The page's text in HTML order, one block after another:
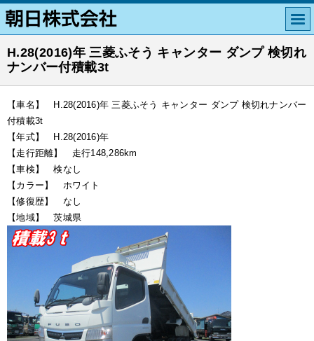
H.28(2016)年 三菱ふそう キャンター ダンプ 検切れ
ナンバー付積載3t
【車名】 H.28(2016)年 三菱ふそう キャンター ダンプ 検切れナンバー
付積載3t
【年式】 H.28(2016)年
【走行距離】 走行148,286km
【車検】 検なし
【カラー】 ホワイト
【修復歴】 なし
【地域】 茨城県